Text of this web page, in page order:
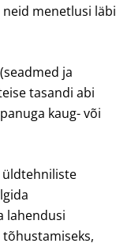
menetlusi läbi
ja
tasandi abi
kaug- või
üldtehniliste
lahendusi